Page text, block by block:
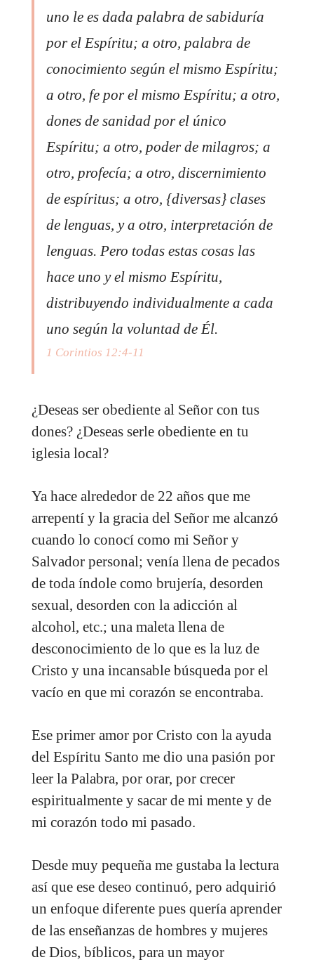
uno le es dada palabra de sabiduría
por el Espíritu; a otro, palabra de
conocimiento según el mismo Espíritu;
a otro, fe por el mismo Espíritu; a otro,
dones de sanidad por el único
Espíritu; a otro, poder de milagros; a
otro, profecía; a otro, discernimiento
de espíritus; a otro, {diversas} clases
de lenguas, y a otro, interpretación de
lenguas. Pero todas estas cosas las
hace uno y el mismo Espíritu,
distribuyendo individualmente a cada
uno según la voluntad de Él.
1 Corintios 12:4-11
¿Deseas ser obediente al Señor con tus
dones? ¿Deseas serle obediente en tu
iglesia local?
Ya hace alrededor de 22 años que me
arrepentí y la gracia del Señor me alcanzó
cuando lo conocí como mi Señor y
Salvador personal; venía llena de pecados
de toda índole como brujería, desorden
sexual, desorden con la adicción al
alcohol, etc.; una maleta llena de
desconocimiento de lo que es la luz de
Cristo y una incansable búsqueda por el
vacío en que mi corazón se encontraba.
Ese primer amor por Cristo con la ayuda
del Espíritu Santo me dio una pasión por
leer la Palabra, por orar, por crecer
espiritualmente y sacar de mi mente y de
mi corazón todo mi pasado.
Desde muy pequeña me gustaba la lectura
así que ese deseo continuó, pero adquirió
un enfoque diferente pues quería aprender
de las enseñanzas de hombres y mujeres
de Dios, bíblicos, para un mayor